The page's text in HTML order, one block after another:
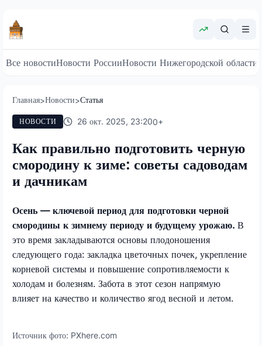
Все новостиНовости РоссииНовости Нижегородской области
Главная>Новости>Статья
НОВОСТИ 26 окт. 2025, 23:200+
Как правильно подготовить черную
смородину к зиме: советы садоводам
и дачникам
Осень — ключевой период для подготовки черной
смородины к зимнему периоду и будущему урожаю. В
это время закладываются основы плодоношения
следующего года: закладка цветочных почек, укрепление
корневой системы и повышение сопротивляемости к
холодам и болезням. Забота в этот сезон напрямую
влияет на качество и количество ягод весной и летом.
Источник фото: PXhere.com